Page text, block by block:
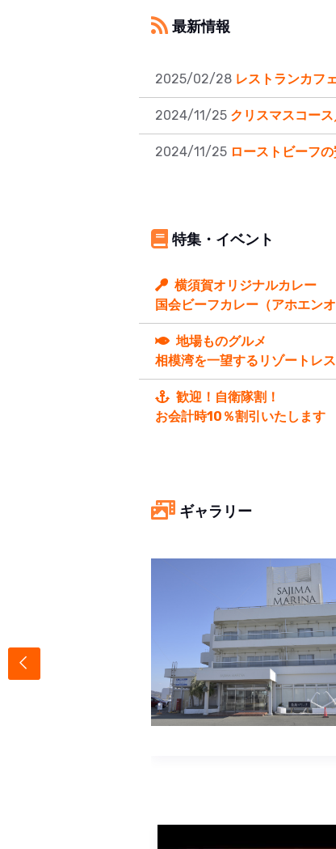
最新情報
2025/02/28 レストランカフ
2024/11/25 クリスマスコー
2024/11/25 ローストビーフ
特集・イベント
横須賀オリジナルカレー
国会ビーフカレー（アホエンオ
地場ものグルメ
相模湾を一望するリゾートレ
歓迎！自衛隊割！
お会計時10％割引いたします
ギャラリー